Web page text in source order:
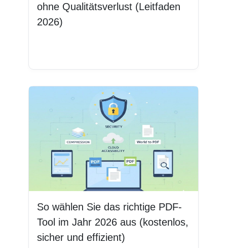
ohne Qualitätsverlust (Leitfaden
2026)
So wählen Sie das richtige PDF-
Tool im Jahr 2026 aus (kostenlos,
sicher und effizient)